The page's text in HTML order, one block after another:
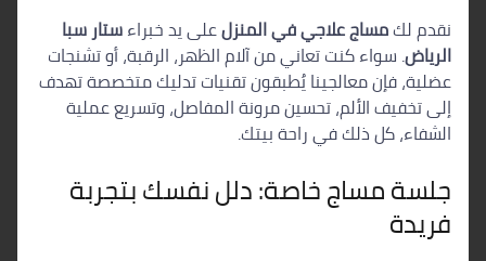
نقدم لكمساج علاجي في المنزلعلى يد خبراءستار سبا
الرياض. سواء كنت تعاني من آلام الظهر، الرقبة، أو تشنجات
عضلية، فإن معالجينا يُطبقون تقنيات تدليك متخصصة تهدف
إلى تخفيف الألم، تحسين مرونة المفاصل، وتسريع عملية
الشفاء، كل ذلك في راحة بيتك.
جلسة مساج خاصة: دلل نفسك بتجربة
فريدة